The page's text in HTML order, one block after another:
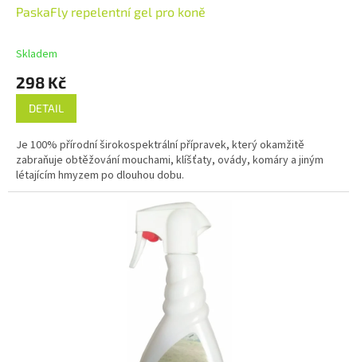
PaskaFly repelentní gel pro koně
Skladem
298 Kč
DETAIL
Je 100% přírodní širokospektrální přípravek, který okamžitě
zabraňuje obtěžování mouchami, klíšťaty, ovády, komáry a jiným
létajícím hmyzem po dlouhou dobu.